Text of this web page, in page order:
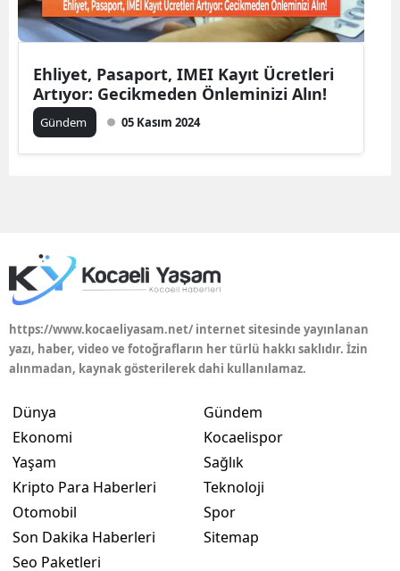
Çanakkale
Çankırı
Çorum
Diyarbakır
Eskişehir
Gaziantep
Ehliyet, Pasaport, IMEI Kayıt Ücretleri
Artıyor: Gecikmeden Önleminizi Alın!
Gündem 05 Kasım 2024
https://www.kocaeliyasam.net/ internet sitesinde yayınlanan
yazı, haber, video ve fotoğrafların her türlü hakkı saklıdır. İzin
alınmadan, kaynak gösterilerek dahi kullanılamaz.
Dünya
Ekonomi
Yaşam
Kripto Para Haberleri
Otomobil
Son Dakika Haberleri
Seo Paketleri
Gündem
Kocaelispor
Sağlık
Teknoloji
Spor
Sitemap